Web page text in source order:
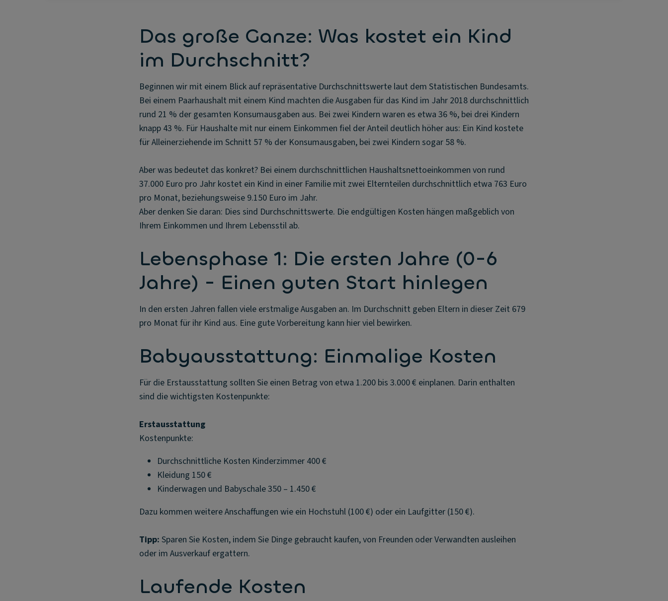
Das große Ganze: Was kostet ein Kind
im Durchschnitt?
Beginnen wir mit einem Blick auf repräsentative Durchschnittswerte laut dem Statistischen Bundesamts.
Bei einem Paarhaushalt mit einem Kind machten die Ausgaben für das Kind im Jahr 2018 durchschnittlich
rund 21 % der gesamten Konsumausgaben aus. Bei zwei Kindern waren es etwa 36 %, bei drei Kindern
knapp 43 %. Für Haushalte mit nur einem Einkommen fiel der Anteil deutlich höher aus: Ein Kind kostete
für Alleinerziehende im Schnitt 57 % der Konsumausgaben, bei zwei Kindern sogar 58 %.
Aber was bedeutet das konkret? Bei einem durchschnittlichen Haushaltsnettoeinkommen von rund
37.000 Euro pro Jahr kostet ein Kind in einer Familie mit zwei Elternteilen durchschnittlich etwa 763 Euro
pro Monat, beziehungsweise 9.150 Euro im Jahr.
Aber denken Sie daran: Dies sind Durchschnittswerte. Die endgültigen Kosten hängen maßgeblich von
Ihrem Einkommen und Ihrem Lebensstil ab.
Lebensphase 1: Die ersten Jahre (0-6
Jahre) - Einen guten Start hinlegen
In den ersten Jahren fallen viele erstmalige Ausgaben an. Im Durchschnitt geben Eltern in dieser Zeit 679
pro Monat für ihr Kind aus. Eine gute Vorbereitung kann hier viel bewirken.
Babyausstattung: Einmalige Kosten
Für die Erstausstattung sollten Sie einen Betrag von etwa 1.200 bis 3.000 € einplanen. Darin enthalten
sind die wichtigsten Kostenpunkte:
Erstausstattung
Kostenpunkte:
Durchschnittliche Kosten Kinderzimmer 400 €
Kleidung 150 €
Kinderwagen und Babyschale 350 – 1.450 €
Dazu kommen weitere Anschaffungen wie ein Hochstuhl (100 €) oder ein Laufgitter (150 €).
Tipp: Sparen Sie Kosten, indem Sie Dinge gebraucht kaufen, von Freunden oder Verwandten ausleihen
oder im Ausverkauf ergattern.
Laufende Kosten